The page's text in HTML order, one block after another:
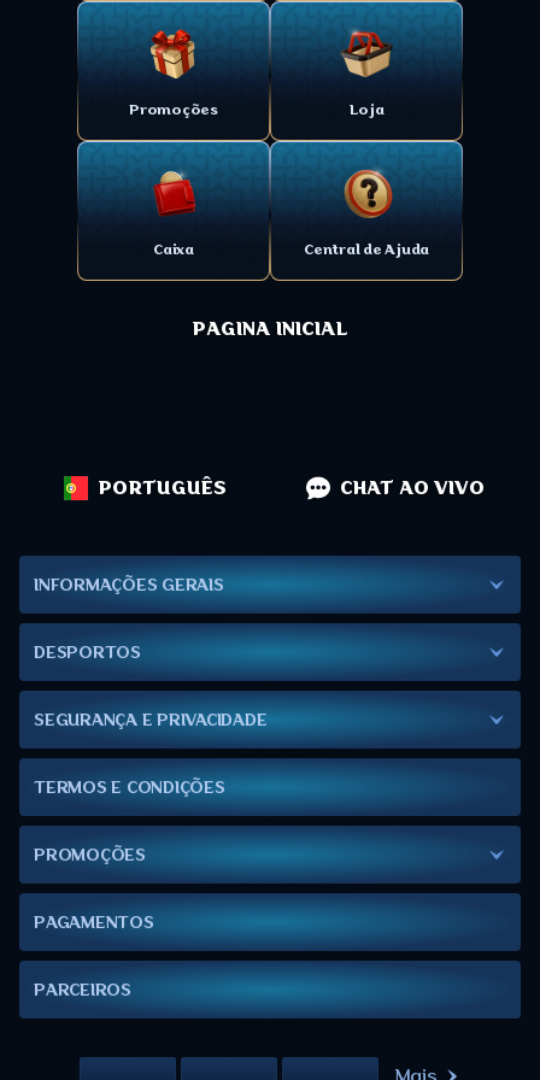
Promoções Loja
Caixa Central de Ajuda
PAGINA INICIAL
PORTUGUÊS CHAT AO VIVO
INFORMAÇÕES GERAIS
DESPORTOS
SEGURANÇA E PRIVACIDADE
TERMOS E CONDIÇÕES
PROMOÇÕES
PAGAMENTOS
PARCEIROS